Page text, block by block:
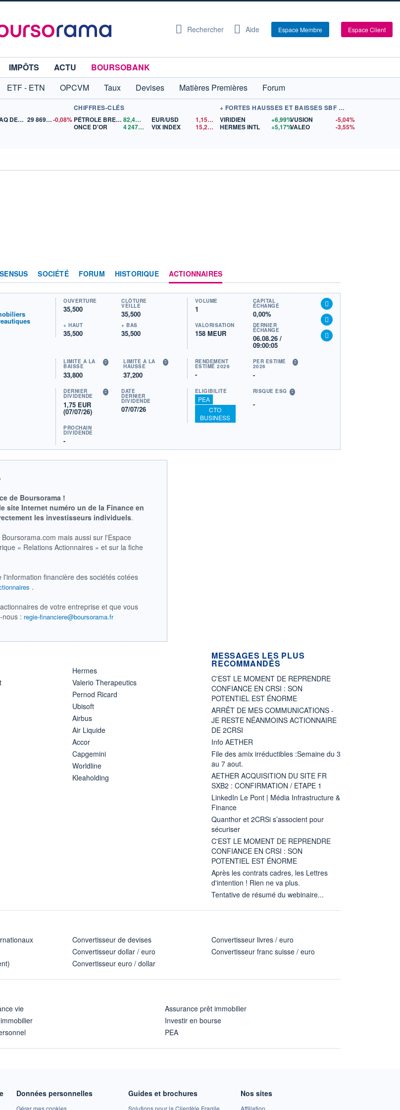
Rechercher Aide Espace Membre Espace Client
IMPÔTS ACTU
BOURSOBANK
ETF - ETN OPCVM Taux Devises Matières Premières
Forum
NASDAQ DEC26 29 869,50-0,08%
CHIFFRES-CLÉS
PÉTROLE BRENT
82,43$US
ONCE D'OR
4 247,11 $US
EUR/USD 1,1522
$US
VIX INDEX
15,25$US
+ FORTES HAUSSES ET BAISSES SBF 120
VIRIDIEN
+6,99%
HERMES INTL
+5,17%
VUSION
-5,04%
VALEO
-3,55%
SOCIÉTÉ FORUM HISTORIQUE ACTIONNAIRES
OUVERTURE
35,500
CLÔTURE
VEILLE
35,500
+ HAUT
35,500
+ BAS
35,500
VOLUME
1
CAPITAL
ÉCHANGÉ
0,00%
VALORISATION
158 MEUR
DERNIER
ÉCHANGE
06.08.26 /
09:00:05
LIMITE À LA
BAISSE
33,800
LIMITE À LA
HAUSSE
37,200
RENDEMENT
ESTIMÉ 2026
-
PER ESTIMÉ
2026
-
DERNIER
DIVIDENDE
1,75 EUR
(07/07/26)
DATE
DERNIER
DIVIDENDE
07/07/26
PROCHAIN
DIVIDENDE
-
ÉLIGIBILITÉ
PEA
CTO
BUSINESS
RISQUE ESG
-
de Boursorama !
le site Internet numéro un de la Finance en
les investisseurs individuels.
mais aussi sur l'Espace
« Relations Actionnaires » et sur la fiche
financière des sociétés cotées
.
de votre entreprise et que vous
nous : regie-financiere@boursorama.fr
Hermes
Valerio Therapeutics
Pernod Ricard
Ubisoft
Airbus
Air Liquide
Accor
Capgemini
Worldline
Kleaholding
MESSAGES LES PLUS
RECOMMANDÉS
C'EST LE MOMENT DE REPRENDRE
CONFIANCE EN CRSI : SON
POTENTIEL EST ÉNORME
ARRÊT DE MES COMMUNICATIONS -
JE RESTE NÉANMOINS ACTIONNAIRE
DE 2CRSI
Info AETHER
File des amix irréductibles :Semaine du 3
au 7 aout.
AETHER ACQUISITION DU SITE FR
SXB2 : CONFIRMATION / ETAPE 1
LinkedIn Le Pont | Média Infrastructure &
Finance
Quanthor et 2CRSi s’associent pour
sécuriser
C'EST LE MOMENT DE REPRENDRE
CONFIANCE EN CRSI : SON
POTENTIEL EST ÉNORME
Après les contrats cadres, les Lettres
d'intention ! Rien ne va plus.
Tentative de résumé du webinaire...
Convertisseur de devises
Convertisseur dollar / euro
Convertisseur euro / dollar
Convertisseur livres / euro
Convertisseur franc suisse / euro
vie
Assurance prêt immobilier
Investir en bourse
PEA
Données personnelles
Gérer mes cookies
Guides et brochures
Solutions pour la Clientèle Fragile
Nos sites
Affiliation